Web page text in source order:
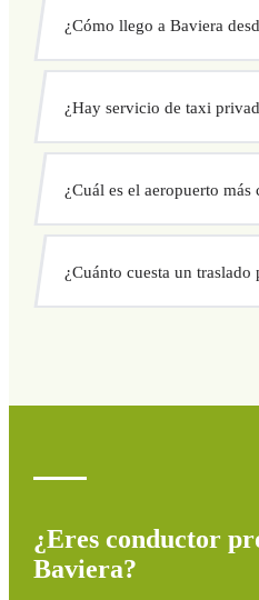
¿Cómo llego a Baviera
Ofrecemos traslados privados
que dan servicio a Baviera. Usa
reserva para encontrar las rutas
¿Hay servicio de taxi
Sí, ofrecemos servicio de taxi
Baviera con precios fijos y
¿Cuál es el aeropuerto más
Consulta la sección de
aeropuertos más cercanos con
¿Cuánto cuesta un
¿Eres conductor
Baviera?